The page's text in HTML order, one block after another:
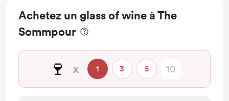
Achetez un glass of wine à The
Sommpour
🍷 x 1 3 5